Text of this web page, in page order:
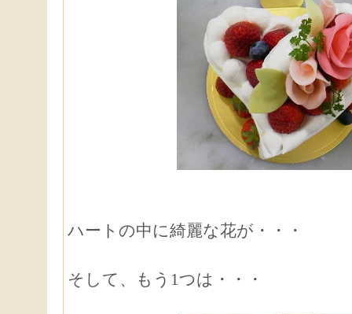
ハートの中に綺麗な花が・・・
そして、もう1つは・・・